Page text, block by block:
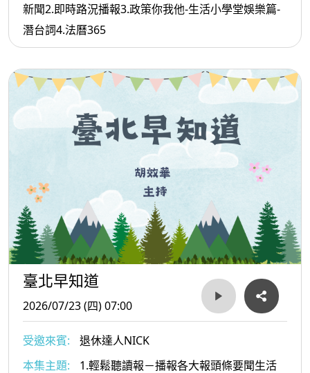
新聞2.即時路況播報3.政策你我他-生活小學堂娛樂篇-
潛台詞4.法曆365
臺北早知道
2026/07/23 (四) 07:00
受邀來賓:
退休達人NICK
本集主題:
1.輕鬆聽讀報－播報各大報頭條要聞生活